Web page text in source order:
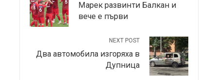
Марек развинти Балкан и
вече е първи
NEXT POST
Два автомобила изгоряха в
Дупница